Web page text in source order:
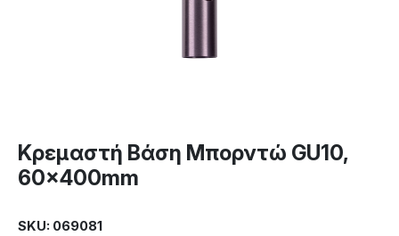
Κρεμαστή Βάση Μπορντώ GU10,
60x400mm
SKU: 069081